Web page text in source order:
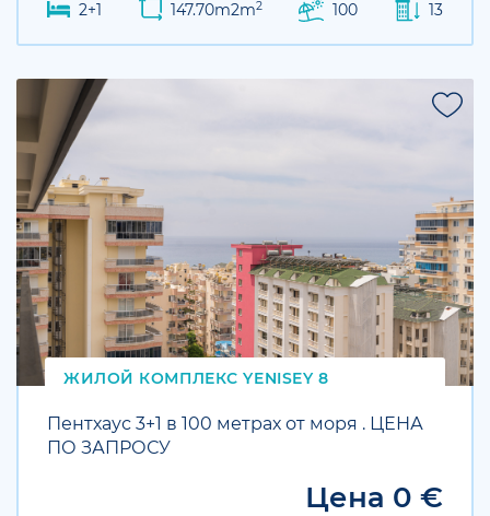
2+1 147.70m2m2 100 13
ЖИЛОЙ КОМПЛЕКС YENISEY 8
SALE
Пентхаус 3+1 в 100 метрах от моря . ЦЕНА
ПО ЗАПРОСУ
Цена 0 €